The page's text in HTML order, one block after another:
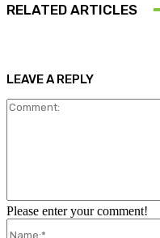
RELATED ARTICLES
LEAVE A REPLY
Please enter your comment!